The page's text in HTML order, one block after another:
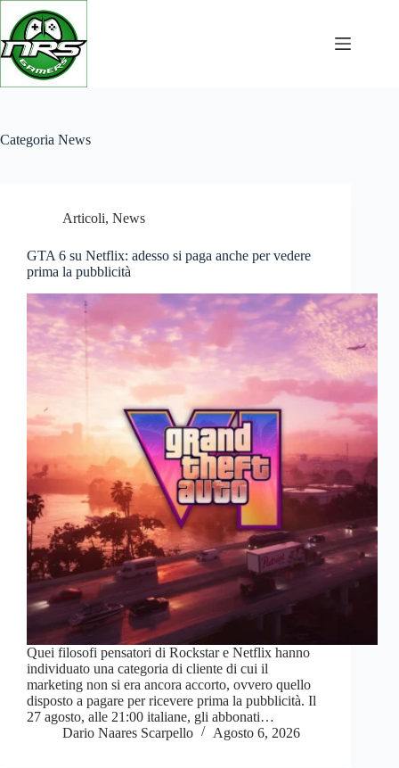
Salta
contenuto
Categoria News
Articoli, News
GTA 6 su Netflix: adesso si paga anche per vedere
prima la pubblicità
Quei filosofi pensatori di Rockstar e Netflix hanno
individuato una categoria di cliente di cui il
marketing non si era ancora accorto, ovvero quello
disposto a pagare per ricevere prima la pubblicità. Il
27 agosto, alle 21:00 italiane, gli abbonati…
Dario Naares Scarpello
Agosto 6, 2026